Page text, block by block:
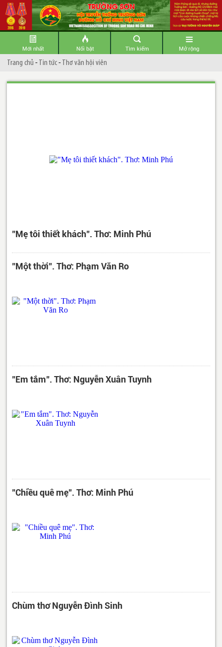
Mới nhất Nổi bật Tìm kiếm Mở rộng
Trang chủ -Tin tức-Thơ văn hội viên
"Mẹ tôi thiết khách". Thơ: Minh Phú
"Một thời". Thơ: Phạm Văn Ro
"Em tắm". Thơ: Nguyễn Xuân Tuynh
"Chiều quê mẹ". Thơ: Minh Phú
Chùm thơ Nguyễn Đình Sinh